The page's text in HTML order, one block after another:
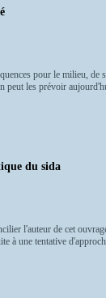
pour le milieu, de
peut les prévoir
du sida
l'auteur de cet
à une tentative